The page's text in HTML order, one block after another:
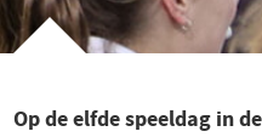
Op de elfde speeldag in